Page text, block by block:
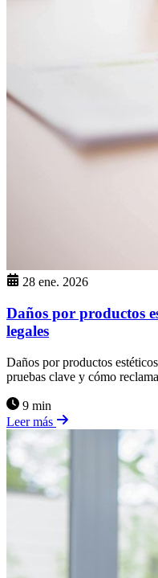
28 ene. 2026
Daños por productos
legales
Daños por productos
pruebas clave y cómo
9 min
Leer más